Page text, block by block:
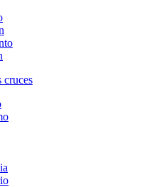
cruces